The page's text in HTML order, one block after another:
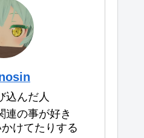
込んだ人
連の事が好き
けてたりする